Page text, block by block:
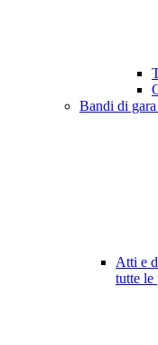
Bandi di
Atti e
tutte le